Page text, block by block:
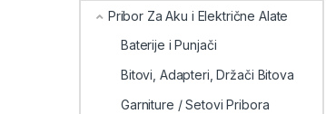
Pribor Za Aku i Električne Alate
Baterije i Punjači
Bitovi, Adapteri, Držači Bitova
Garniture / Setovi Pribora